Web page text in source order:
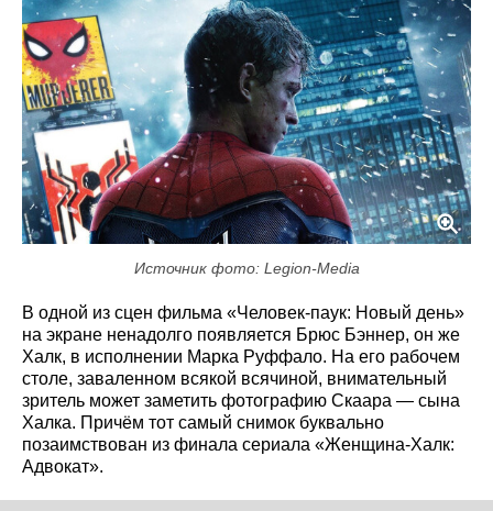
Источник фото: Legion-Media
В одной из сцен фильма «Человек-паук: Новый день»
на экране ненадолго появляется Брюс Бэннер, он же
Халк, в исполнении Марка Руффало. На его рабочем
столе, заваленном всякой всячиной, внимательный
зритель может заметить фотографию Скаара — сына
Халка. Причём тот самый снимок буквально
позаимствован из финала сериала «Женщина-Халк:
Адвокат».